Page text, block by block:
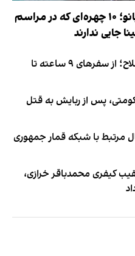
لیست ممنوعه کریستیانو؛ ۱۰ چهره‌ای که در مراسم
جایی ندارند
روایت فداکاری‌های محمد صلاح؛ از سفرهای ۹ ساعته تا
پس از ربایش به قتل
مرتبط با شبکه قمار جمهوری
کیفری محمدباقر خرازی،